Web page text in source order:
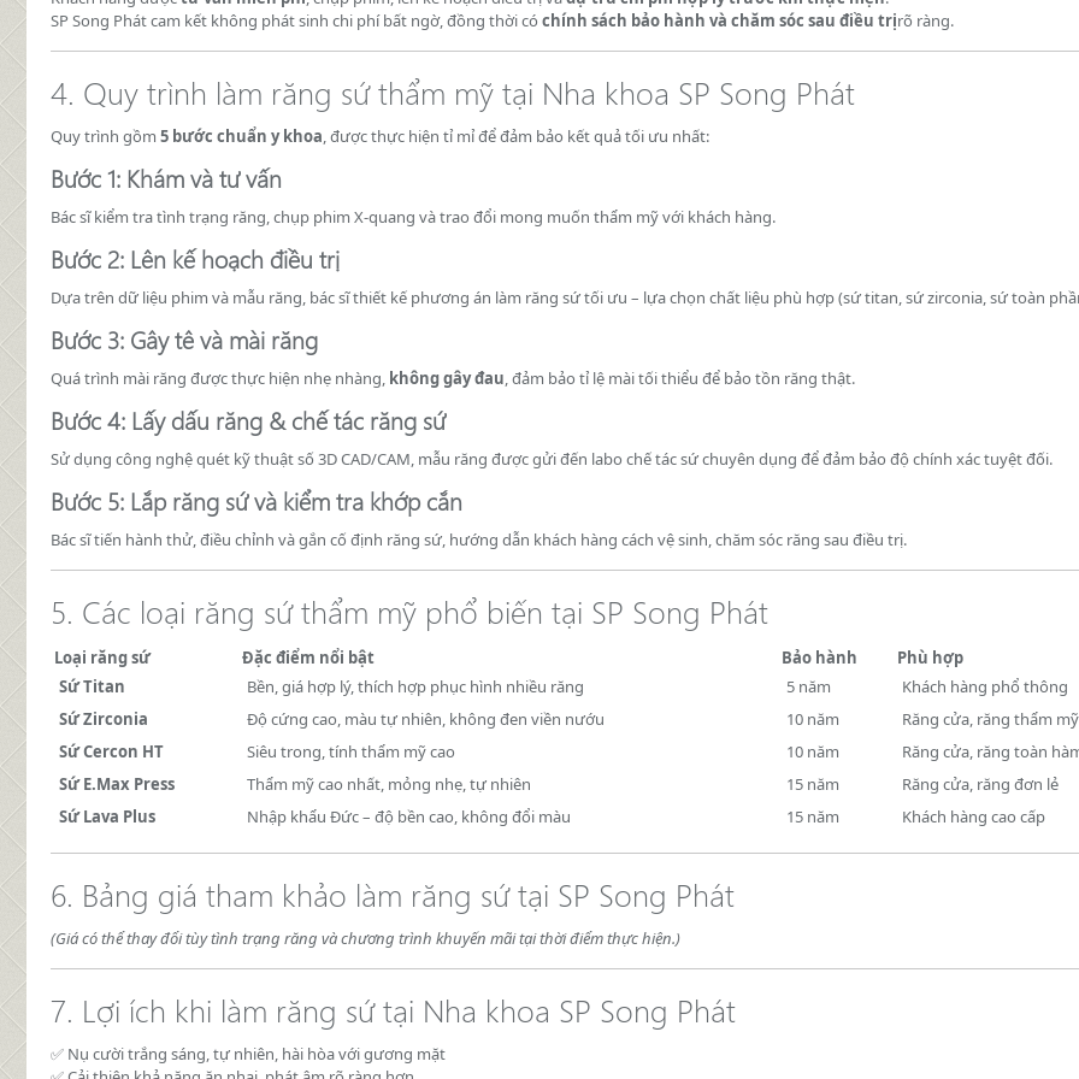
SP Song Phát cam kết không phát sinh chi phí bất ngờ, đồng thời có chính sách bảo hành và chăm sóc sau điều trịrõ ràng.
4. Quy trình làm răng sứ thẩm mỹ tại Nha khoa SP Song Phát
Quy trình gồm 5 bước chuẩn y khoa, được thực hiện tỉ mỉ để đảm bảo kết quả tối ưu nhất:
Bước 1: Khám và tư vấn
Bác sĩ kiểm tra tình trạng răng, chụp phim X-quang và trao đổi mong muốn thẩm mỹ với khách hàng.
Bước 2: Lên kế hoạch điều trị
Dựa trên dữ liệu phim và mẫu răng, bác sĩ thiết kế phương án làm răng sứ tối ưu – lựa chọn chất liệu phù hợp (sứ titan, sứ zirconia, sứ toàn
Bước 3: Gây tê và mài răng
Quá trình mài răng được thực hiện nhẹ nhàng, không gây đau, đảm bảo tỉ lệ mài tối thiểu để bảo tồn răng thật.
Bước 4: Lấy dấu răng & chế tác răng sứ
Sử dụng công nghệ quét kỹ thuật số 3D CAD/CAM, mẫu răng được gửi đến labo chế tác sứ chuyên dụng để đảm bảo độ chính xác tuyệt đối.
Bước 5: Lắp răng sứ và kiểm tra khớp cắn
Bác sĩ tiến hành thử, điều chỉnh và gắn cố định răng sứ, hướng dẫn khách hàng cách vệ sinh, chăm sóc răng sau điều trị.
5. Các loại răng sứ thẩm mỹ phổ biến tại SP Song Phát
Loại răng sứ Đặc điểm nổi bật Bảo hành
Phù hợp
Sứ Titan
Bền, giá hợp lý, thích hợp phục hình nhiều răng 5 năm
Khách hàng phổ thông
Sứ Zirconia
Độ cứng cao, màu tự nhiên, không đen viền nướu 10 năm
Răng cửa, răng thẩm mỹ
Sứ Cercon HT
Siêu trong, tính thẩm mỹ cao 10 năm
Răng cửa, răng toàn
Sứ E.Max Press
Thẩm mỹ cao nhất, mỏng nhẹ, tự nhiên 15 năm
Răng cửa, răng đơn lẻ
Sứ Lava Plus
Nhập khẩu Đức – độ bền cao, không đổi màu 15 năm Khách hàng cao cấp
6. Bảng giá tham khảo làm răng sứ tại SP Song Phát
(Giá có thể thay đổi tùy tình trạng răng và chương trình khuyến mãi tại thời điểm thực hiện.)
7. Lợi ích khi làm răng sứ tại Nha khoa SP Song Phát
✅ Nụ cười trắng sáng, tự nhiên, hài hòa với gương mặt